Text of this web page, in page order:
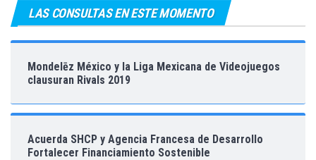
LAS CONSULTAS EN ESTE MOMENTO
Mondelēz México y la Liga Mexicana de Videojuegos
clausuran Rivals 2019
Acuerda SHCP y Agencia Francesa de Desarrollo
Fortalecer Financiamiento Sostenible